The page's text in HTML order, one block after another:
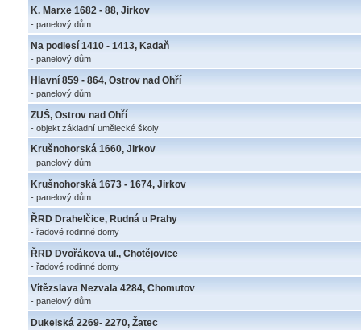
K. Marxe 1682 - 88, Jirkov
- panelový dům
Na podlesí 1410 - 1413, Kadaň
- panelový dům
Hlavní 859 - 864, Ostrov nad Ohří
- panelový dům
ZUŠ, Ostrov nad Ohří
- objekt základní umělecké školy
Krušnohorská 1660, Jirkov
- panelový dům
Krušnohorská 1673 - 1674, Jirkov
- panelový dům
ŘRD Drahelčice, Rudná u Prahy
- řadové rodinné domy
ŘRD Dvořákova ul., Chotějovice
- řadové rodinné domy
Vítězslava Nezvala 4284, Chomutov
- panelový dům
Dukelská 2269- 2270, Žatec